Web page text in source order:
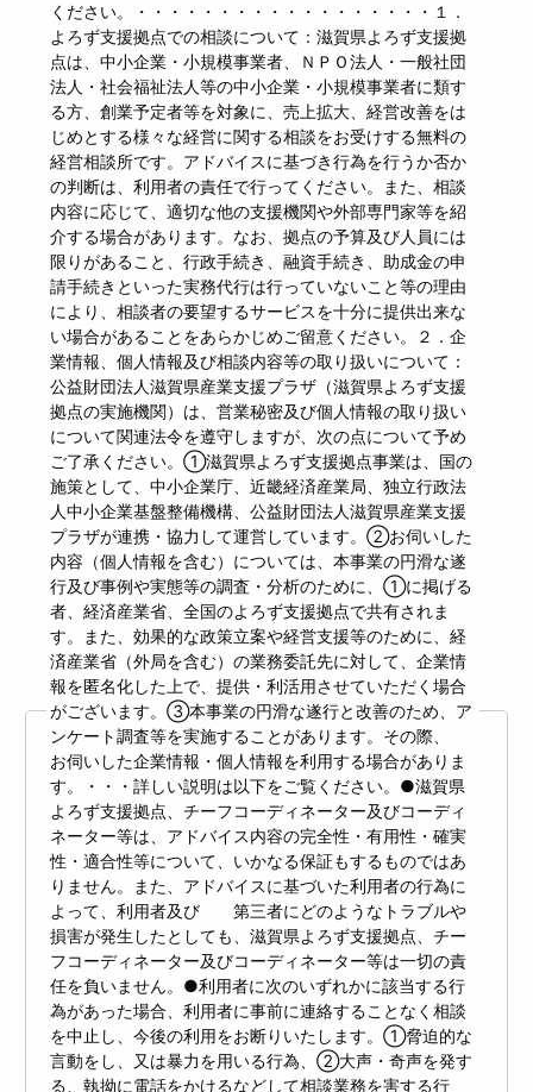
ください。・・・・・・・・・・・・・・・・・・１．
よろず支援拠点での相談について：滋賀県よろず支援拠
点は、中小企業・小規模事業者、ＮＰＯ法人・一般社団
法人・社会福祉法人等の中小企業・小規模事業者に類す
る方、創業予定者等を対象に、売上拡大、経営改善をは
じめとする様々な経営に関する相談をお受けする無料の
経営相談所です。アドバイスに基づき行為を行うか否か
の判断は、利用者の責任で行ってください。また、相談
内容に応じて、適切な他の支援機関や外部専門家等を紹
介する場合があります。なお、拠点の予算及び人員には
限りがあること、行政手続き、融資手続き、助成金の申
請手続きといった実務代行は行っていないこと等の理由
により、相談者の要望するサービスを十分に提供出来な
い場合があることをあらかじめご留意ください。２．企
業情報、個人情報及び相談内容等の取り扱いについて：
公益財団法人滋賀県産業支援プラザ（滋賀県よろず支援
拠点の実施機関）は、営業秘密及び個人情報の取り扱い
について関連法令を遵守しますが、次の点について予め
ご了承ください。①滋賀県よろず支援拠点事業は、国の
施策として、中小企業庁、近畿経済産業局、独立行政法
人中小企業基盤整備機構、公益財団法人滋賀県産業支援
プラザが連携・協力して運営しています。②お伺いした
内容（個人情報を含む）については、本事業の円滑な遂
行及び事例や実態等の調査・分析のために、①に掲げる
者、経済産業省、全国のよろず支援拠点で共有されま
す。また、効果的な政策立案や経営支援等のために、経
済産業省（外局を含む）の業務委託先に対して、企業情
報を匿名化した上で、提供・利活用させていただく場合
がございます。③本事業の円滑な遂行と改善のため、ア
ンケート調査等を実施することがあります。その際、
お伺いした企業情報・個人情報を利用する場合がありま
す。・・・詳しい説明は以下をご覧ください。●滋賀県
よろず支援拠点、チーフコーディネーター及びコーディ
ネーター等は、アドバイス内容の完全性・有用性・確実
性・適合性等について、いかなる保証もするものではあ
りません。また、アドバイスに基づいた利用者の行為に
よって、利用者及び 第三者にどのようなトラブルや
損害が発生したとしても、滋賀県よろず支援拠点、チー
フコーディネーター及びコーディネーター等は一切の責
任を負いません。●利用者に次のいずれかに該当する行
為があった場合、利用者に事前に連絡することなく相談
を中止し、今後の利用をお断りいたします。①脅迫的な
言動をし、又は暴力を用いる行為、②大声・奇声を発す
る、執拗に電話をかけるなどして相談業務を害する行